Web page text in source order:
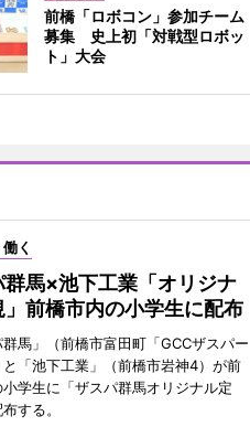
前橋「ロボコン」参加チーム
募集 史上初「対戦型ロボッ
ト」大会
く
群馬×池下工業「オリジナ
」前橋市内の小学生に配布
群馬」（前橋市富田町「GCCザスパー
と「池下工業」（前橋市岩神4）が前
学生に「ザスパ群馬オリジナル定
する。